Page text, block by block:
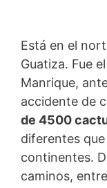
Está en el
Guatiza. Fue
Manrique,
accidente de
de 4500
diferentes
continentes.
caminos,